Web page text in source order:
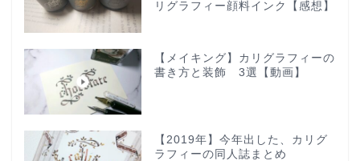
リグラフィー顔料インク【感想】
【メイキング】カリグラフィーの
書き方と装飾 3選【動画】
【2019年】今年出した、カリグ
ラフィーの同人誌まとめ